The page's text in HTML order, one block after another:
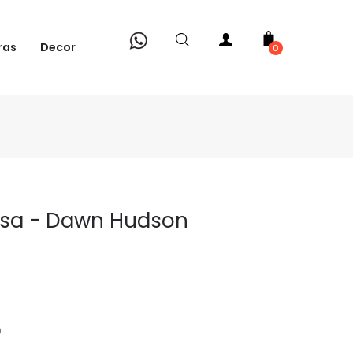
Decor 0
- Dawn Hudson